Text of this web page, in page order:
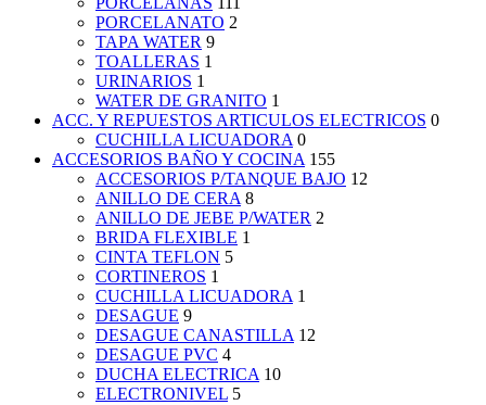
PORCELANATO 2
TAPA WATER 9
TOALLERAS 1
URINARIOS 1
WATER DE GRANITO 1
ACC. Y REPUESTOS ARTICULOS ELECTRICOS 0
CUCHILLA LICUADORA 0
ACCESORIOS BAÑO Y COCINA 155
ACCESORIOS P/TANQUE BAJO 12
ANILLO DE CERA 8
ANILLO DE JEBE P/WATER 2
BRIDA FLEXIBLE 1
CINTA TEFLON 5
CORTINEROS 1
CUCHILLA LICUADORA 1
DESAGUE 9
DESAGUE CANASTILLA 12
DESAGUE PVC 4
DUCHA ELECTRICA 10
ELECTRONIVEL 5